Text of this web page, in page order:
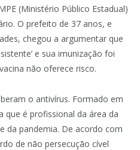
(Ministério Público Estadual)
O prefeito de 37 anos, e
chegou a argumentar que
e sua imunização foi
não oferece risco.
o antivírus. Formado em
que é profissional da área da
da pandemia. De acordo com
de não persecução cível